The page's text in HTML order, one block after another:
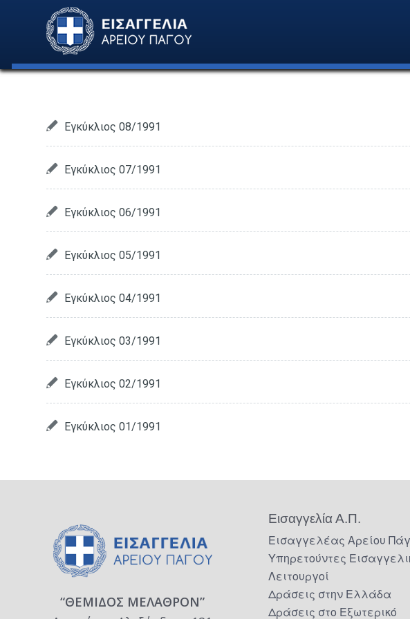
Εγκύκλιος 08/1991
Εγκύκλιος 07/1991
Εγκύκλιος 06/1991
Εγκύκλιος 05/1991
Εγκύκλιος 04/1991
Εγκύκλιος 03/1991
Εγκύκλιος 02/1991
Εγκύκλιος 01/1991
“ΘΕΜΙΔΟΣ ΜΕΛΑΘΡΟΝ”
Εισαγγελία Α.Π.
Εισαγγελέας Αρείου
Υπηρετούντες
Λειτουργοί
Δράσεις στην Ελλάδα
Δράσεις στο Εξωτερικό